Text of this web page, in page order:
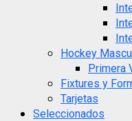
Hockey
Primera
Fixtures y
Tarjetas
Seleccionados